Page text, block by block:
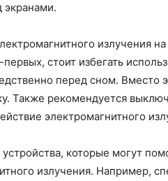
экранами.
излучения
стоит избегать
перед сном. Вместо
Также рекомендуется
электромагнитного
которые могут
излучения. Например,